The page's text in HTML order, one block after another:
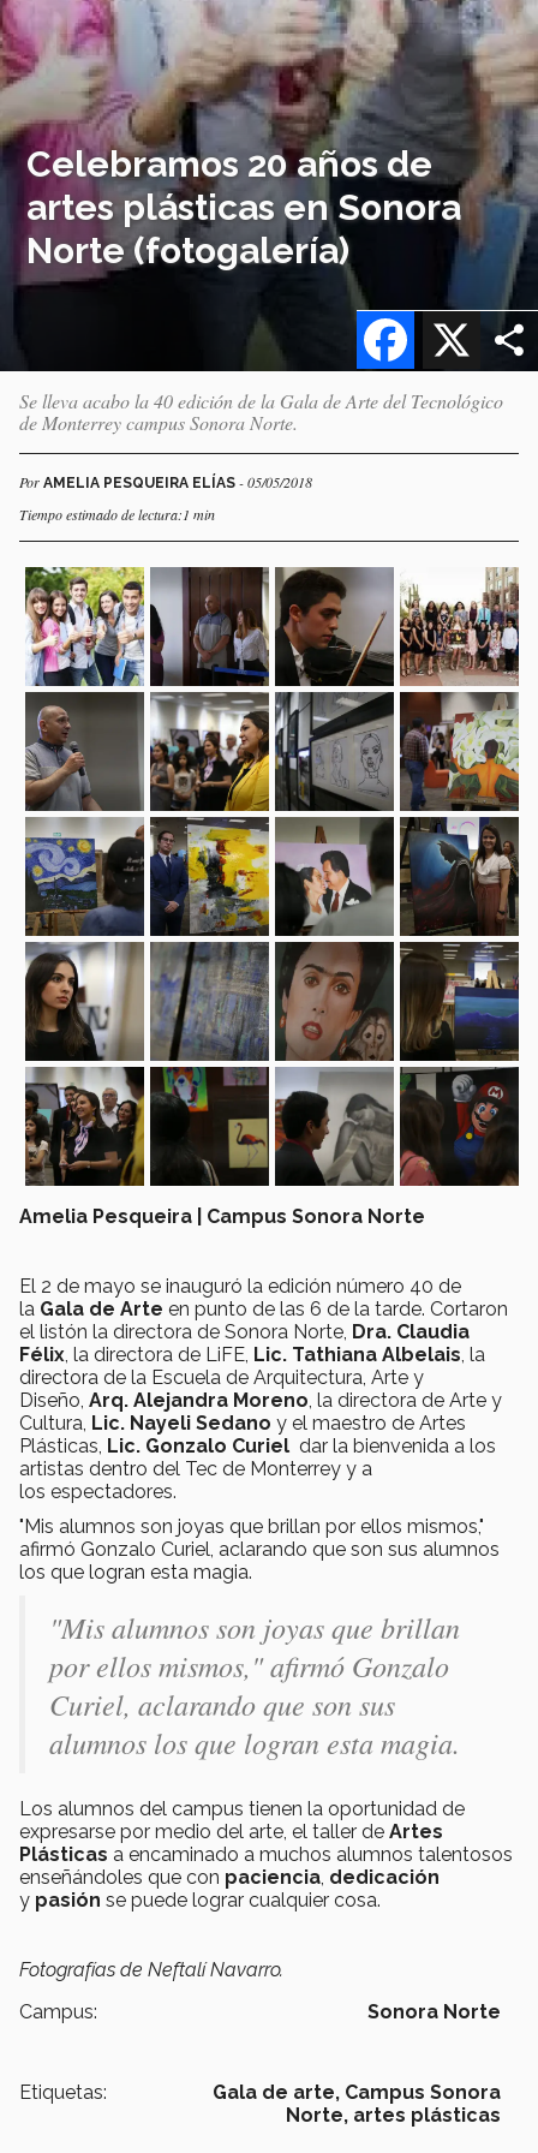
Celebramos 20 años de
artes plásticas en Sonora
Norte (fotogalería)
X
Facebook
Se lleva acabo la 40 edición de la Gala de Arte del Tecnológico
de Monterrey campus Sonora Norte.
Por AMELIA PESQUEIRA ELÍAS - 05/05/2018
Tiempo estimado de lectura:1 min
Amelia Pesqueira | Campus Sonora Norte
El 2 de mayo se inauguró la edición número 40 de
la Gala de Arte en punto de las 6 de la tarde. Cortaron
el listón la directora de Sonora Norte, Dra. Claudia
Félix , la directora de LiFE, Lic. Tathiana Albelais , la
directora de la Escuela de Arquitectura, Arte y
Diseño, Arq. Alejandra Moreno , la directora de Arte y
Cultura, Lic. Nayeli Sedano y el maestro de Artes
Plásticas, Lic. Gonzalo Curiel dar la bienvenida a los
artistas dentro del Tec de Monterrey y a
los espectadores.
"Mis alumnos son joyas que brillan por ellos mismos,"
afirmó Gonzalo Curiel, aclarando que son sus alumnos
los que logran esta magia.
"Mis alumnos son joyas que brillan
por ellos mismos," afirmó Gonzalo
Curiel, aclarando que son sus
alumnos los que logran esta magia.
Los alumnos del campus tienen la oportunidad de
expresarse por medio del arte, el taller de Artes
Plásticas a encaminado a muchos alumnos talentosos
enseñándoles que con paciencia dedicación
y pasión se puede lograr cualquier cosa.
Fotografías de Neftalí Navarro.
Campus:
Sonora Norte
Etiquetas: Gala de arte, Campus Sonora
Norte, artes plásticas